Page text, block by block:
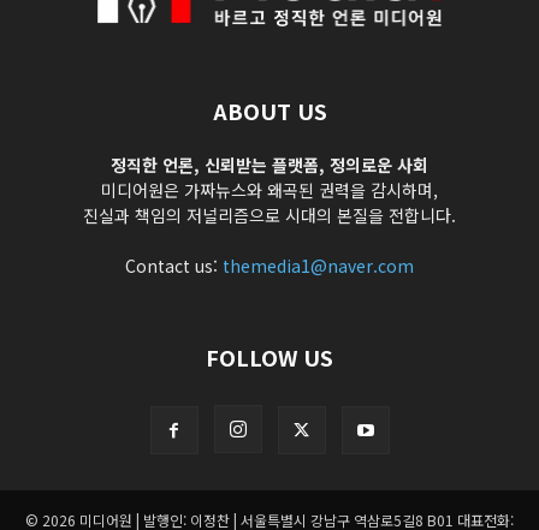
ABOUT US
정직한 언론, 신뢰받는 플랫폼, 정의로운 사회
미디어원은 가짜뉴스와 왜곡된 권력을 감시하며,
진실과 책임의 저널리즘으로 시대의 본질을 전합니다.
Contact us: themedia1@naver.com
FOLLOW US
© 2026 미디어원 | 발행인: 이정찬 | 서울특별시 강남구 역삼로5길8 B01 대표전화: